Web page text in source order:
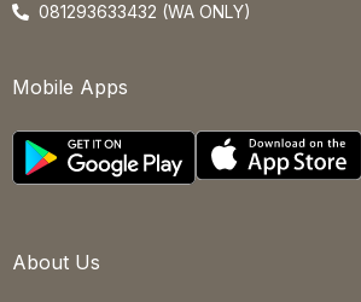
081293633432 (WA ONLY)
Mobile Apps
About Us